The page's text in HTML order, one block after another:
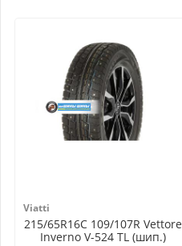
Viatti
215/65R16C 109/107R Vettore
Inverno V-524 TL (шип.)